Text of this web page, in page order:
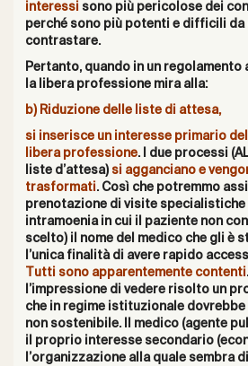
interessi sono più pericolose dei
perché sono più potenti e difficili da
contrastare.
Pertanto, quando in un regolamento
la libera professione mira alla:
b) Riduzione delle liste di attesa,
si inserisce un interesse primario
libera professione. I due processi
liste d’attesa) si agganciano e
trasformati. Così che potremmo
prenotazione di visite specialistiche
intramoenia in cui il paziente non
scelto) il nome del medico che gli è
l’unica finalità di avere rapido
Tutti sono apparentemente contenti
l’impressione di vedere risolto un
che in regime istituzionale
non sostenibile. Il medico (agente
il proprio interesse secondario
l’organizzazione alla quale sembra